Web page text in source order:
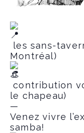
les sans-
Montréal)
contribution
le chapeau)
—
Venez vivre
samba!